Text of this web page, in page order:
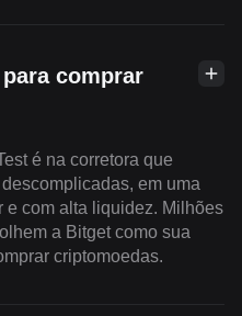
comprar
é na corretora que
em uma
e com alta liquidez. Milhões
a Bitget como sua
criptomoedas.